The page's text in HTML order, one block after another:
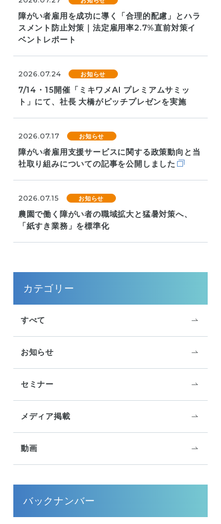
障がい者雇用を成功に導く「合理的配慮」とハラ
スメント防止対策｜法定雇用率2.7%直前対策イ
ベントレポート
2026.07.24 お知らせ
7/14・15開催「ミキワメAI プレミアムサミッ
ト」にて、社長 大橋がピッチプレゼンを実施
2026.07.17 お知らせ
障がい者雇用支援サービスに関する政策動向と当
社取り組みについての記事を公開しました
2026.07.15 お知らせ
農園で働く障がい者の職域拡大と猛暑対策へ、
「紙すき業務」を標準化
カテゴリー
すべて
お知らせ
セミナー
メディア掲載
動画
バックナンバー